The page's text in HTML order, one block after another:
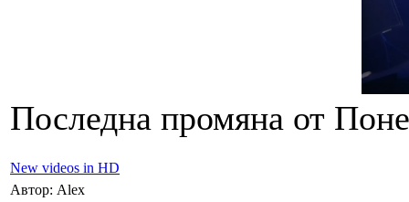
Последна промяна от
New videos in HD
Автор: Alex